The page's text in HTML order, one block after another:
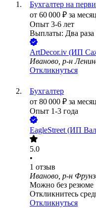
Бухгалтер на
от 60 000 ₽ за
Опыт 3-6 лет
Выплаты: Два раза
ArtDecor.iv (ИП
Иваново, р-н
Откликнуться
Бухгалтер
от 80 000 ₽ за
Опыт 1-3 года
EagleStreet (ИП
5.0
•
1 отзыв
Иваново, р-н
Можно без резюме
Откликнитесь
Откликнуться